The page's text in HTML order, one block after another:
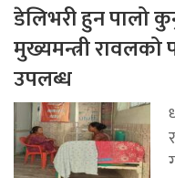
डेलिभरी हुन पालो
मुख्यमन्त्री रावलको
उपलब्ध